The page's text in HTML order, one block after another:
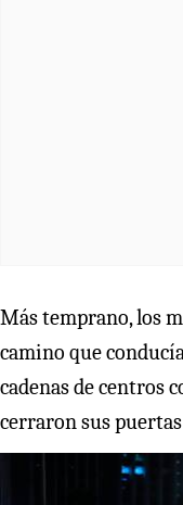
Más temprano, los
camino que
cadenas de centros
cerraron sus